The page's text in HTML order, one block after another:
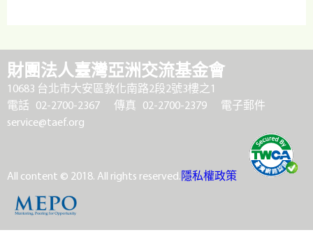
財團法人臺灣亞洲交流基金會
10683 台北市大安區敦化南路2段2號3樓之1
電話 02-2700-2367
傳真 02-2700-2379
電子郵件
service@taef.org
All content © 2018. All rights reserved.隱私權政策